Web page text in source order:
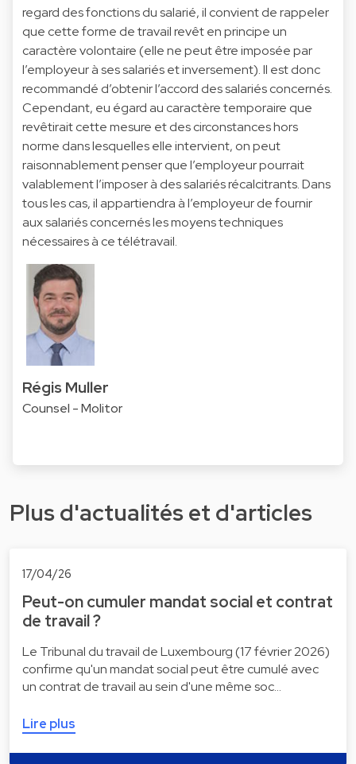
regard des fonctions du salarié, il convient de rappeler
que cette forme de travail revêt en principe un
caractère volontaire (elle ne peut être imposée par
l’employeur à ses salariés et inversement). Il est donc
recommandé d’obtenir l’accord des salariés concernés.
Cependant, eu égard au caractère temporaire que
revêtirait cette mesure et des circonstances hors
norme dans lesquelles elle intervient, on peut
raisonnablement penser que l’employeur pourrait
valablement l’imposer à des salariés récalcitrants. Dans
tous les cas, il appartiendra à l’employeur de fournir
aux salariés concernés les moyens techniques
nécessaires à ce télétravail.
Régis Muller
Counsel - Molitor
Plus d'actualités et d'articles
17/04/26
Peut-on cumuler mandat social et contrat
de travail ?
Le Tribunal du travail de Luxembourg (17 février 2026)
confirme qu'un mandat social peut être cumulé avec
un contrat de travail au sein d'une même soc…
Lire plus